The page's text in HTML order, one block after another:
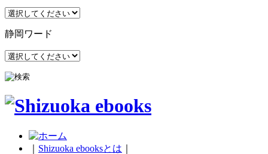
静岡ワード
Shizuoka ebooksとは